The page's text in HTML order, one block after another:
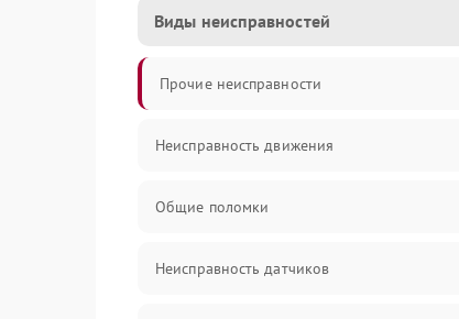
Виды неисправностей
Прочие неисправности
Неисправность движения
Общие поломки
Неисправность датчиков